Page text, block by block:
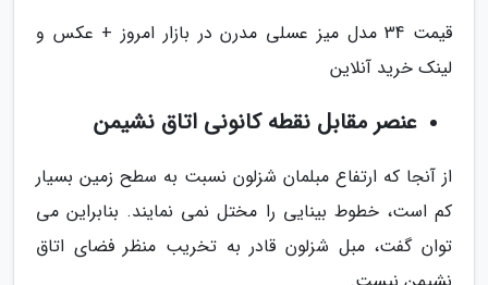
قیمت 34 مدل میز عسلی مدرن در بازار امروز + عکس و
لینک خرید آنلاین
عنصر مقابل نقطه کانونی اتاق نشیمن
از آنجا که ارتفاع مبلمان شزلون نسبت به سطح زمین بسیار
کم است، خطوط بینایی را مختل نمی نمایند. بنابراین می
توان گفت، مبل شزلون قادر به تخریب منظر فضای اتاق